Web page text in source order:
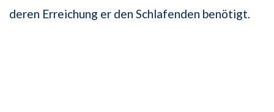
deren Erreichung er den Schlafenden benötigt.